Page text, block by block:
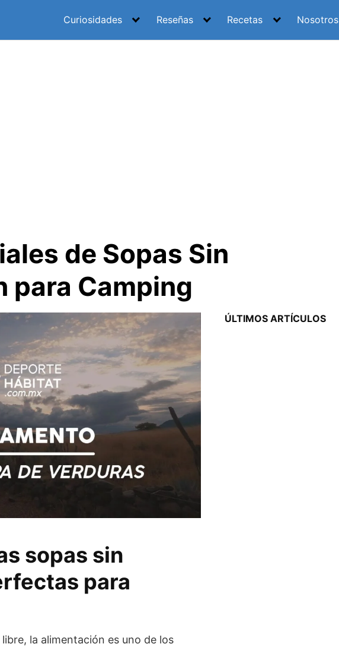
Curiosidades Reseñas Recetas Nosotros
de Sopas Sin
para Camping
sopas sin
para
la alimentación es uno de los
ÚLTIMOS ARTÍCULOS